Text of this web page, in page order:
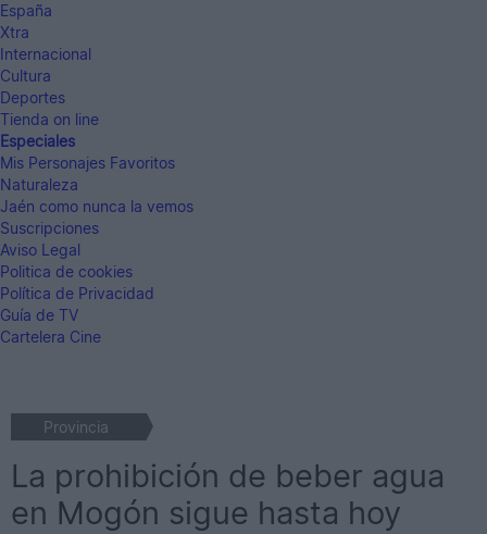
España
Xtra
Internacional
Cultura
Deportes
Tienda on line
Especiales
Mis Personajes Favoritos
Naturaleza
Jaén como nunca la vemos
Suscripciones
Aviso Legal
Politica de cookies
Política de Privacidad
Guía de TV
Cartelera Cine
Provincia
La prohibición de beber agua
en Mogón sigue hasta hoy